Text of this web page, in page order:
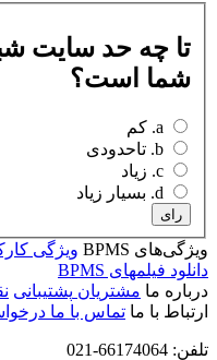
تا چه حد سایت
شما است؟
رای
ویژگی‌های BPMS ویژگی
دانلود فیلمهای BPMS
درباره ما مشتریان پشتیبانی
ارتباط با ما تماس با ما
تلفن: 66174064-021